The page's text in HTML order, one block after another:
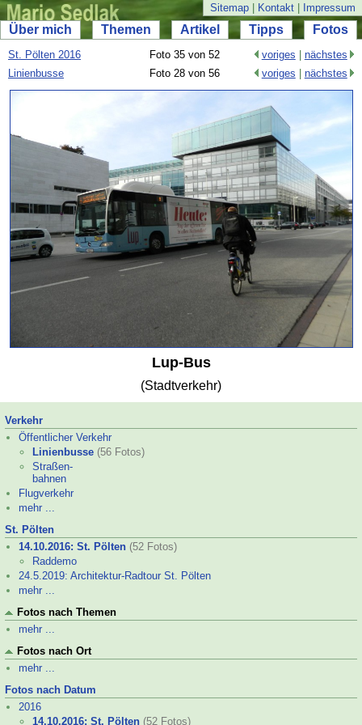
Sitemap Kontakt Impressum
Über mich Themen Artikel Tipps Fotos
St. Pölten 2016 Foto 35 von 52 voriges
nächstes
Linienbusse
Foto 28 von 56 voriges nächstes
Lup-Bus
(Stadtverkehr)
Verkehr
Öffentlicher Verkehr
Linienbusse (56 Fotos)
Straßen-
bahnen
Flugverkehr
mehr ...
St. Pölten
14.10.2016: St. Pölten (52 Fotos)
Raddemo
24.5.2019: Architektur-Radtour St. Pölten
mehr ...
Fotos nach Themen
mehr ...
Fotos nach Ort
mehr ...
Fotos nach Datum
2016
14.10.2016: St. Pölten (52 Fotos)